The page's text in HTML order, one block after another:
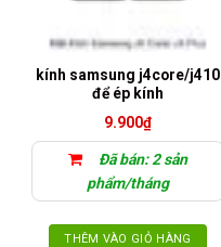
kính samsung j4core/j410
để ép kính
9.900₫
Đã bán: 2 sản
phẩm/tháng
THÊM VÀO GIỎ HÀNG